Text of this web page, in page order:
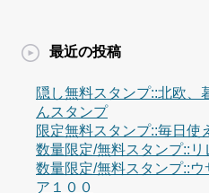
最近の投稿
隠し無料スタンプ::北欧、
んスタンプ
限定無料スタンプ::毎日使
数量限定/無料スタンプ::
数量限定/無料スタンプ::
ア１００